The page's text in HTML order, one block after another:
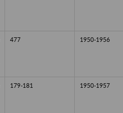
477 1950-1956
179-181 1950-1957